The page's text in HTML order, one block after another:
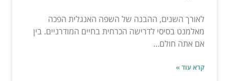
לאורך השנים, ההבנה של השפה האנגלית הפכה
מאלמנט בסיסי לדרישה הכרחית בחיים המודרניים. בין
אם אתה חולם...
קרא עוד »